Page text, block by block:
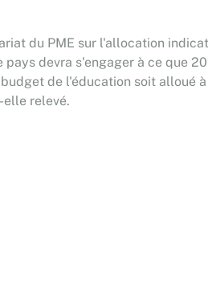
du PME sur l'allocation
devra s'engager à ce que
de l'éducation soit alloué
elle relevé.